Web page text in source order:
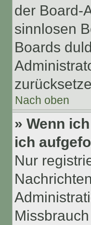
der Board-
sinnlosen
Boards
Nach oben
» Wenn
ich
Nur